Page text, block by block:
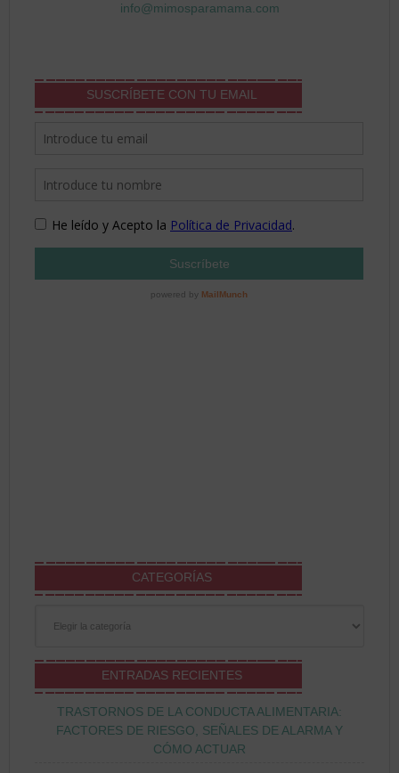
info@mimosparamama.com
SUSCRÍBETE CON TU EMAIL
CATEGORÍAS
ENTRADAS RECIENTES
TRASTORNOS DE LA CONDUCTA ALIMENTARIA:
FACTORES DE RIESGO, SEÑALES DE ALARMA Y
CÓMO ACTUAR